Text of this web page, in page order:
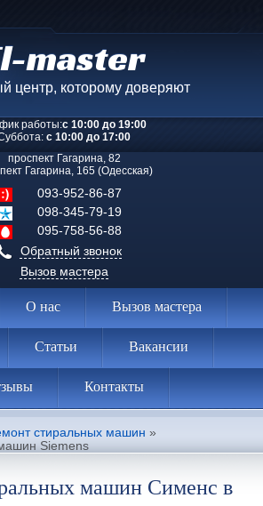
master
центр, которому доверяют
работы:с 10:00 до 19:00
с 10:00 до 17:00
проспект Гагарина, 82
Гагарина, 165 (Одесская)
093-952-86-87
098-345-79-19
095-758-56-88
Обратный звонок
Вызов мастера
О нас Вызов мастера
Статьи Вакансии
Контакты
стиральных машин »
Siemens
машин Сименс в